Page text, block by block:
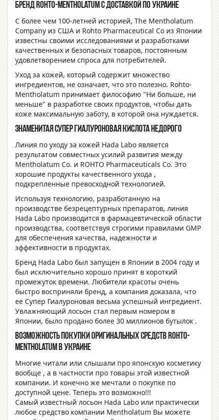
Бренд Rohto-Mentholatum с доставкой по Украине
С более чем 100-летней историей, The Mentholatum
Company из США и Rohto Pharmaceutical Co из Японии
известны своими исследованиями и разработками
качественных и безопасных товаров, постоянным
удовлетворением спроса для потребителей.
Уход за кожей, который содержит множество
ингредиентов, не означает, что это полезно. Rohto-
Mentholatum принимает философию "Ни больше, ни
меньше" в разработке своих продуктов, чтобы дать
коже максимальную заботу, в которой она нуждается.
Знаменитая Супер Гиалуроновая Кислота недорого
Линия по уходу за кожей Hada Labo является
результатом совместных усилий развития между
Mentholatum Co. и ROHTO Pharmaceuticals Co. Это
хорошие продукты качественного ухода ,
подкрепленные превосходной технологией.
Используя технологию, разработанную на
производстве безрецептурных препаратов, линия
Hada Labo производится в фармацевтической области
производства, соответствуя строгими правилами GMP
для обеспечения качества, надежности и
эффективности в продуктах.
Бренд Hada Labo был запущен в Японии в 2004 году и
был исключительно хорошо принят в короткий
промежуток времени. Любители красоты очень
быстро восприняли бренд, а компания доказала, что
ее Супер Гиалуроновая весьма успешный ингредиент.
Увлажняющий лосьон стал первым номером в
Японии, было продано более 30 миллионов бутылок .
Возможность покупки оригинальных средств Rohto-
Mentholatum в Украине
Многие читали или слышали про японскую косметику
вообще , а в частности про товары этой известной
компании. И конечно же мечтали о покупке по
доступной цене. Теперь это возможно!!!
Самый известный лосьон Hada Labo или практически
любое средство компании Mentholatum Вы можете